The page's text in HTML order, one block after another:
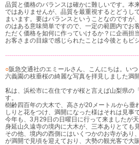
品質と価格のバランスは確かに難しいです。本
ではありませんが、品質を最重視するとどうし
まいます。要はバランスということなのですが
のはある意味簡単ですので、一定の範囲内でお
ただく価格を如何に作っていけるか？に企画担
お客さまの目線で感じられたことは今後ともビ
○阪急交通社のエミールさん、こんにちは。いつ
六義園の枝垂桜の綺麗な写真を拝見しました満
私は、浜松市に在住ですが桜と言えば山梨県の
す。
樹齢四百年の大木で、高さが20メートルから垂
しりと花をつけ、満開になった様はそれは見事
今年も、3月29日の日曜日に行って来ましたが
身延山久遠寺の境内に大木が、三本ありとても
その他、境内の西側にはいくつかのお寺があり
が満開で見頃を迎えており、大勢の観光客で大